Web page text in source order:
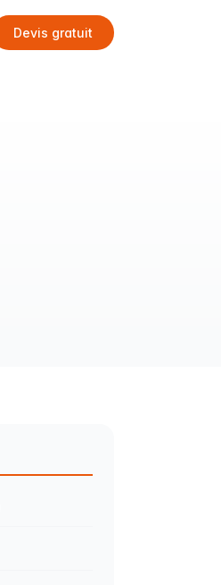
Devis gratuit